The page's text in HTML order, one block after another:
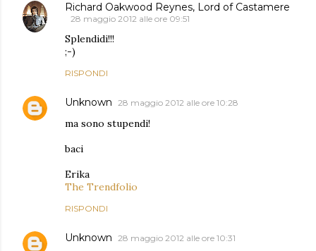
Richard Oakwood Reynes, Lord of Castamere
28 maggio 2012 alle ore 09:51
Splendidi!!!
;-)
RISPONDI
Unknown 28 maggio 2012 alle ore 10:28
ma sono stupendi!
baci
Erika
The Trendfolio
RISPONDI
Unknown 28 maggio 2012 alle ore 10:31